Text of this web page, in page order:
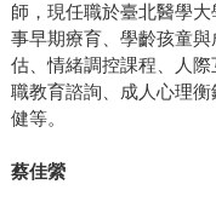
師，現任職於臺北醫學
事早期療育、學齡孩童
估、情緒調控課程、人
職教育諮詢、成人心理
健等。
蔡佳縈